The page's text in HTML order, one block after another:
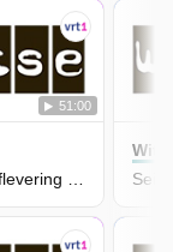
51:00
Seizoen 8, Aflevering 3 - Ongestoord Bezoek